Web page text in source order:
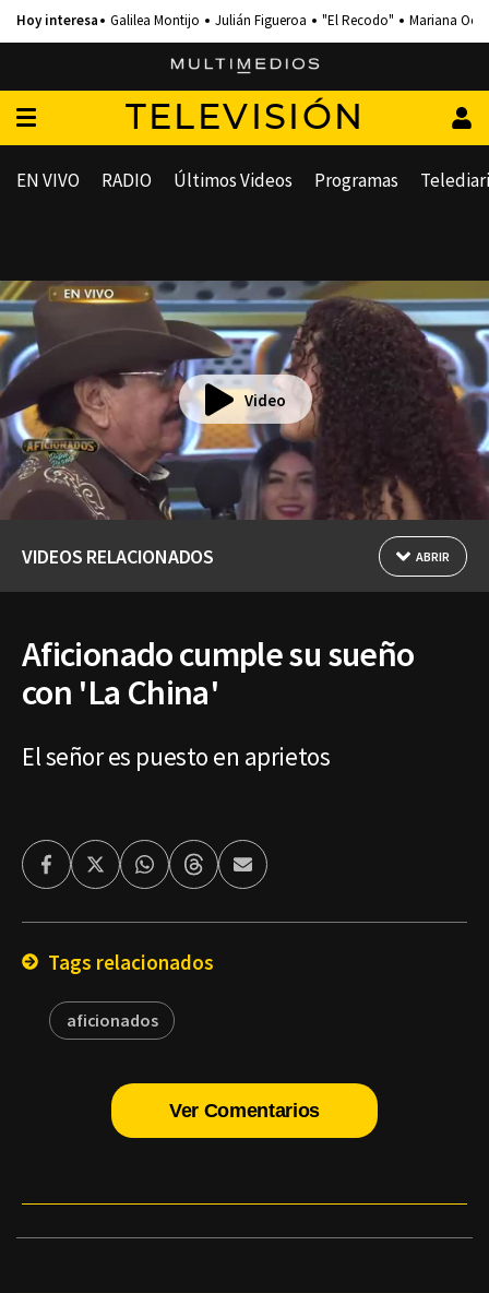
Galilea Montijo Julián Figueroa "El Recodo" Mariana
TELEVISIÓN
EN VIVO RADIO Últimos Videos Programas
Video
VIDEOS RELACIONADOS ABRIR
Aficionado cumple su sueño
con 'La China'
El señor es puesto en aprietos
FacebookTwitterWhatsappThreadsEnviar
por
Tags relacionados
aficionados
Ver Comentarios